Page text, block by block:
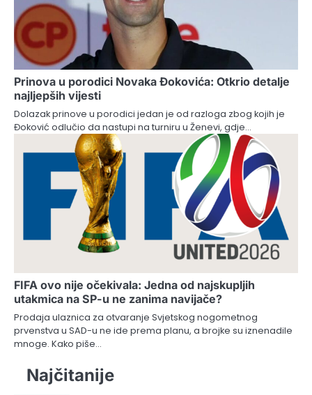
Prinova u porodici Novaka Đokovića: Otkrio detalje
najljepših vijesti
Dolazak prinove u porodici jedan je od razloga zbog kojih je
Đoković odlučio da nastupi na turniru u Ženevi, gdje…
FIFA ovo nije očekivala: Jedna od najskupljih
utakmica na SP-u ne zanima navijače?
Prodaja ulaznica za otvaranje Svjetskog nogometnog
prvenstva u SAD-u ne ide prema planu, a brojke su iznenadile
mnoge. Kako piše…
Najčitanije